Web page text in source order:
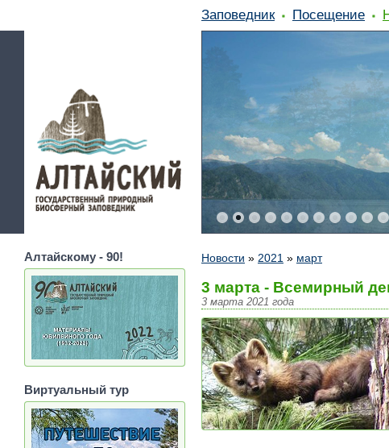
Заповедник Посещение
Новости » 2021 » март
3 марта - Всемирный
3 марта 2021 года
Алтайскому - 90!
Виртуальный тур